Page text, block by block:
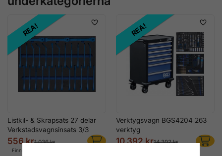
REA!
Listkil- & Skrapsats 27 delar
Verkstadsvagnsinsats 3/3
556 kr1 036 kr
Finns i lager
REA!
Verktygsvagn BGS4204 263
verktyg
10 392 kr14 392 kr